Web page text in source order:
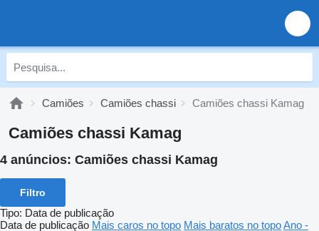
Camiões Camiões chassi Camiões chassi Kamag
Camiões chassi Kamag
4 anúncios: Camiões chassi Kamag
Filtro
Tipo: Data de publicação
Data de publicação Mais caros no topo Mais baratos no topoAno -